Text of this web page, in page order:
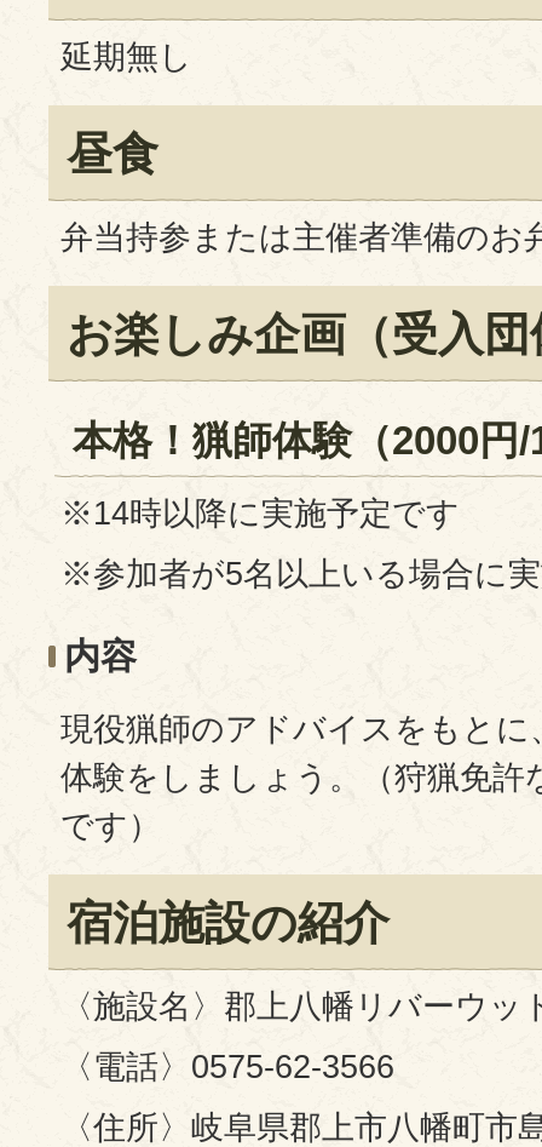
延期無し
昼食
弁当持参または主催者準備のお
お楽しみ企画（受入
本格！猟師体験（2000円/
※14時以降に実施予定です
※参加者が5名以上いる場合に
内容
現役猟師のアドバイスをもと
体験をしましょう。（狩猟免許
です）
宿泊施設の紹介
〈施設名〉郡上八幡リバーウ
〈電話〉0575-62-3566
〈住所〉岐阜県郡上市八幡町市